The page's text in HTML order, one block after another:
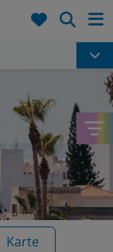
Karte